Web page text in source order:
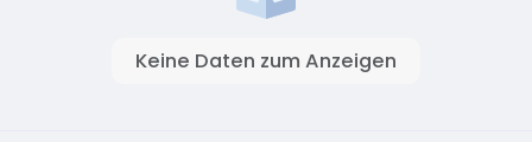
Keine Daten zum Anzeigen